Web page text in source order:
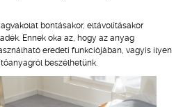
bontásakor, eltávolításakor
Ennek oka az, hogy az anyag
eredeti funkciójában, vagyis ilyen
beszélhetünk.